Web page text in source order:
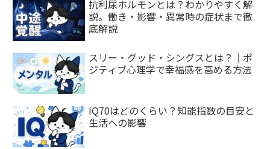
抗利尿ホルモンとは？わかりやすく解
説。働き・影響・異常時の症状まで徹
底解説
スリー・グッド・シングスとは？｜ポ
ジティブ心理学で幸福感を高める方法
IQ70はどのくらい？知能指数の目安と
生活への影響